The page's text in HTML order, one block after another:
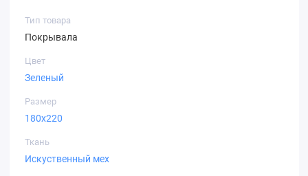
Тип товара
Покрывала
Цвет
Зеленый
Размер
180х220
Ткань
Искуственный мех